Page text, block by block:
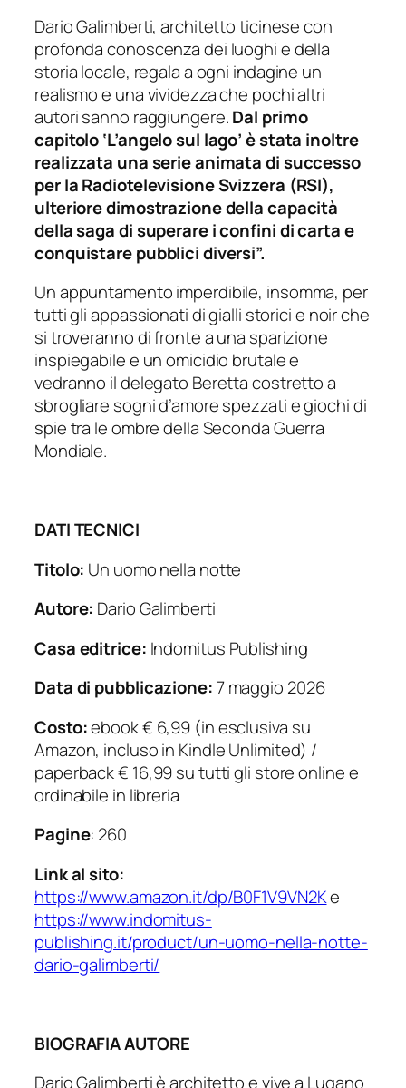
Dario Galimberti, architetto ticinese con
profonda conoscenza dei luoghi e della
storia locale, regala a ogni indagine un
realismo e una vividezza che pochi altri
autori sanno raggiungere.Dal primo
capitolo ‘L’angelo sul lago’ è stata inoltre
realizzata una serie animata di successo
per la Radiotelevisione Svizzera (RSI),
ulteriore dimostrazione della capacità
della saga di superare i confini di carta e
conquistare pubblici diversi”.
Un appuntamento imperdibile, insomma, per
tutti gli appassionati di gialli storici e noir che
si troveranno di fronte a una sparizione
inspiegabile e un omicidio brutale e
vedranno il delegato Beretta costretto a
sbrogliare sogni d’amore spezzati e giochi di
spie tra le ombre della Seconda Guerra
Mondiale.
DATI TECNICI
Titolo: Un uomo nella notte
Autore: Dario Galimberti
Casa editrice: Indomitus Publishing
Data di pubblicazione:7 maggio 2026
Costo:ebook € 6,99 (in esclusiva su
Amazon, incluso in Kindle Unlimited) /
paperback € 16,99 su tutti gli store online e
ordinabile in libreria
Pagine: 260
Link al sito:
https://www.amazon.it/dp/B0F1V9VN2Ke
https://www.indomitus-
publishing.it/product/un-uomo-nella-notte-
dario-galimberti/
BIOGRAFIA AUTORE
Dario Galimberti è architetto e vive a Lugano